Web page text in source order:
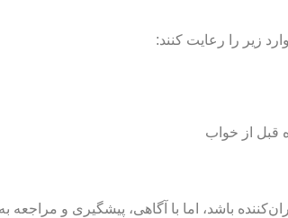
زیر را رعایت کنند:
قبل از خواب
باشد، اما با آگاهی، پیشگیری و